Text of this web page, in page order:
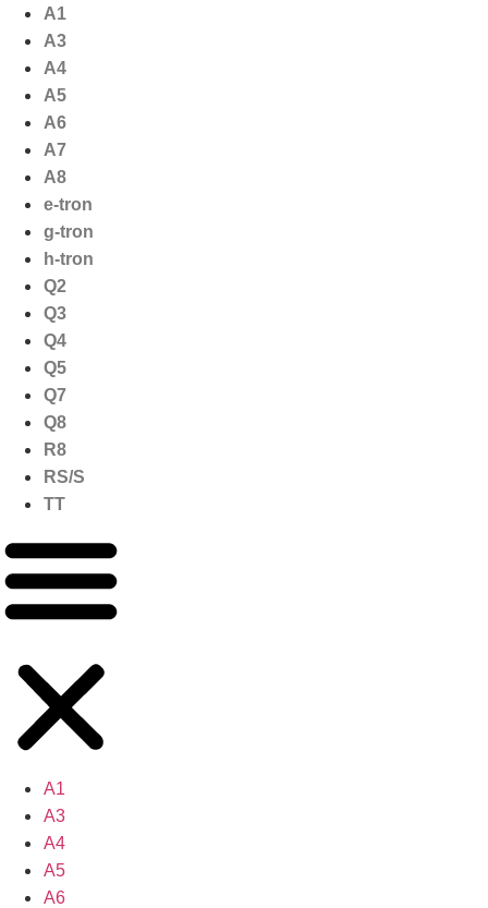
naar
inhoud
A1
A3
A4
A5
A6
A7
A8
e-tron
g-tron
h-tron
Q2
Q3
Q4
Q5
Q7
Q8
R8
RS/S
TT
A1
A3
A4
A5
A6